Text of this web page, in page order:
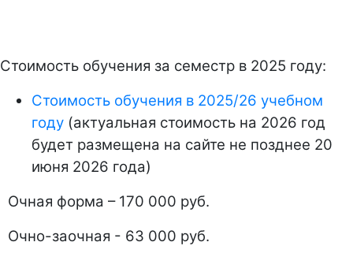
Стоимость обучения за семестр в 2025 году:
Стоимость обучения в 2025/26 учебном
году (актуальная стоимость на 2026 год
будет размещена на сайте не позднее 20
июня 2026 года)
Очная форма – 170 000 руб.
Очно-заочная - 63 000 руб.